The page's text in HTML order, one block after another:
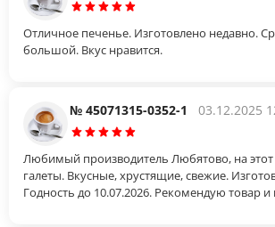
Отличное печенье. Изготовлено недавно.
большой. Вкус нравится.
№ 45071315-0352-1 03.12.2025
Любимый производитель Любятово, на
галеты. Вкусные, хрустящие, свежие.
Годность до 10.07.2026. Рекомендую товар